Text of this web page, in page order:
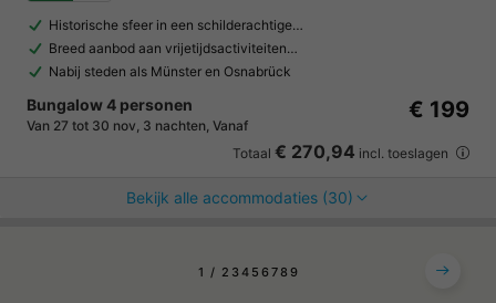
Historische sfeer in een schilderachtige…
Breed aanbod aan vrijetijdsactiviteiten…
Nabij steden als Münster en Osnabrück
Bungalow 4 personen
Van 27 tot 30 nov, 3 nachten, Vanaf
€ 199
Totaal € 270,94 incl. toeslagen
Bekijk alle accommodaties (30)
1 2 3 4 5 67 8 9